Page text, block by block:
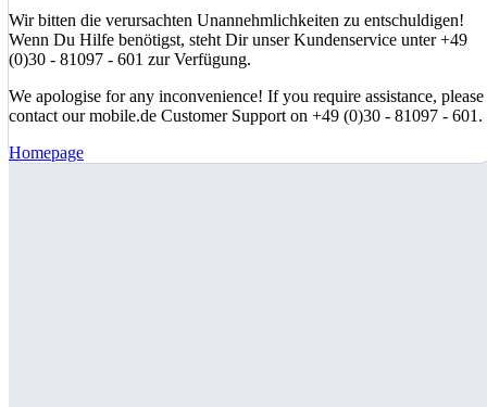
Wir bitten die verursachten Unannehmlichkeiten zu entschuldigen!
Wenn Du Hilfe benötigst, steht Dir unser Kundenservice unter +49
(0)30 - 81097 - 601 zur Verfügung.
We apologise for any inconvenience! If you require assistance, please
contact our mobile.de Customer Support on +49 (0)30 - 81097 - 601.
Homepage